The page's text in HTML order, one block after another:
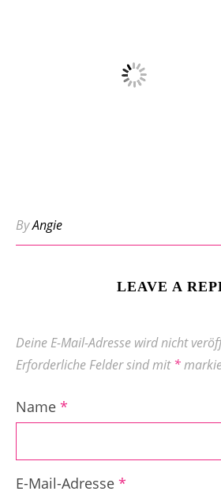
ByAngie
LEAVE A
Deine E-Mail-Adresse wird nicht
Erforderliche Felder sind mit*
Name *
E-Mail-Adresse *